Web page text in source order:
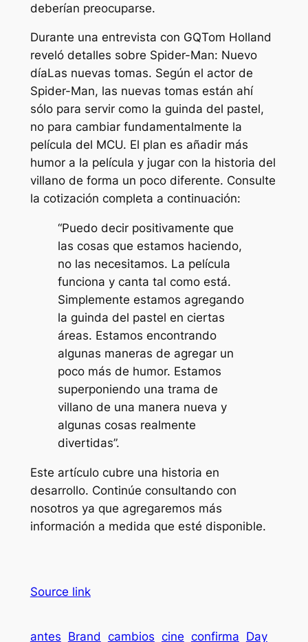
deberían preocuparse.
Durante una entrevista con GQTom Holland
reveló detalles sobre Spider-Man: Nuevo
díaLas nuevas tomas. Según el actor de
Spider-Man, las nuevas tomas están ahí
sólo para servir como la guinda del pastel,
no para cambiar fundamentalmente la
película del MCU. El plan es añadir más
humor a la película y jugar con la historia del
villano de forma un poco diferente. Consulte
la cotización completa a continuación:
“Puedo decir positivamente que
las cosas que estamos haciendo,
no las necesitamos. La película
funciona y canta tal como está.
Simplemente estamos agregando
la guinda del pastel en ciertas
áreas. Estamos encontrando
algunas maneras de agregar un
poco más de humor. Estamos
superponiendo una trama de
villano de una manera nueva y
algunas cosas realmente
divertidas”.
Este artículo cubre una historia en
desarrollo. Continúe consultando con
nosotros ya que agregaremos más
información a medida que esté disponible.
Source link
antes Brand cambios cine confirma Day